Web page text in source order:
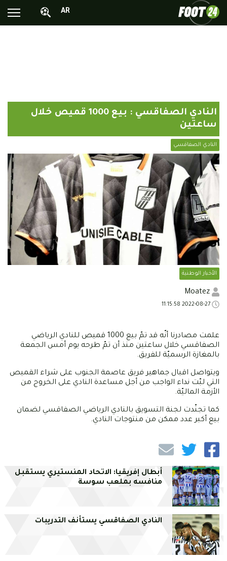
ألبومات الصور
أخبار متفرقة
البرامج
البث المباشر
Chrono24
Sports 24
AR
النادي الصفاقسي : بيع 1000 قميص خلال
ساعتين
النادي الصفاقسي
الأخبار الوطنية
علمت مصادرنا أنّه قد تمّ بيع 1000 قميص للنادي الرياضي
الصفاقسي خلال ساعتين منذ أن تمّ طرحه يوم أمس الجمعة
بالمغازة الرسميّة للفريق.
ويتواصل اقبال جماهير فريق عاصمة الجنوب على شراء القميص
التي لبّت نداء الواجب من أجل مساعدة النادي على الخروج من
الأزمة الماليّة.
كما تجنّدت لجنة التسويق بالنادي الرياضي الصفاقسي لضمان
بيع أكبر عدد ممكن من منتوجات النادي.
أبطال إفريقيا: الاتحاد المنستيري يستقبل
منافسه بملعب سوسة
النادي الصفاقسي يستأنف التدريبات